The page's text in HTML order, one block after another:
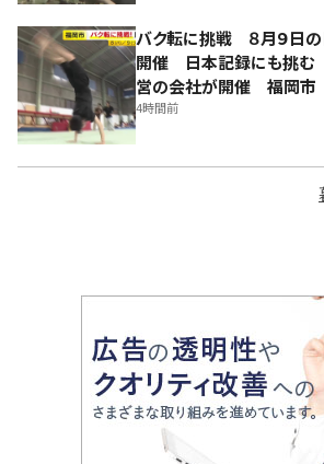
バク転に挑戦 ８月９日
開催 日本記録にも挑む
営の会社が開催 福岡
4時間前